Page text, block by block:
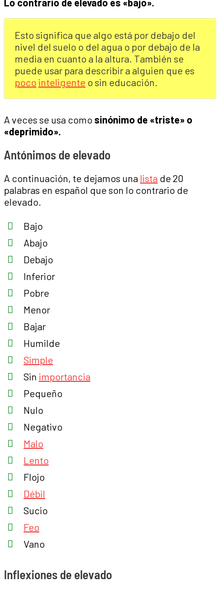
Esto significa que algo está por debajo del
nivel del suelo o del agua o por debajo de la
media en cuanto a la altura. También se
puede usar para describir a alguien que es
poco inteligente o sin educación.
A veces se usa como sinónimo de «triste» o
«deprimido».
Antónimos de elevado
A continuación, te dejamos una lista de 20
palabras en español que son lo contrario de
elevado.
Bajo
Abajo
Debajo
Inferior
Pobre
Menor
Bajar
Humilde
Simple
Sin importancia
Pequeño
Nulo
Negativo
Malo
Lento
Flojo
Débil
Sucio
Feo
Vano
Inflexiones de elevado